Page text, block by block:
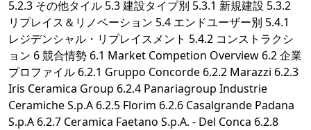
5.2.3 その他タイル 5.3 建設タイプ別 5.3.1 新規建設 5.3.2
リプレイス＆リノベーション 5.4 エンドユーザー別 5.4.1
レジデンシャル・リプレイスメント 5.4.2 コンストラクシ
ョン 6 競合情勢 6.1 Market Competion Overview 6.2 企業
プロファイル 6.2.1 Gruppo Concorde 6.2.2 Marazzi 6.2.3
Iris Ceramica Group 6.2.4 Panariagroup Industrie
Ceramiche S.p.A 6.2.5 Florim 6.2.6 Casalgrande Padana
S.p.A 6.2.7 Ceramica Faetano S.p.A. - Del Conca 6.2.8